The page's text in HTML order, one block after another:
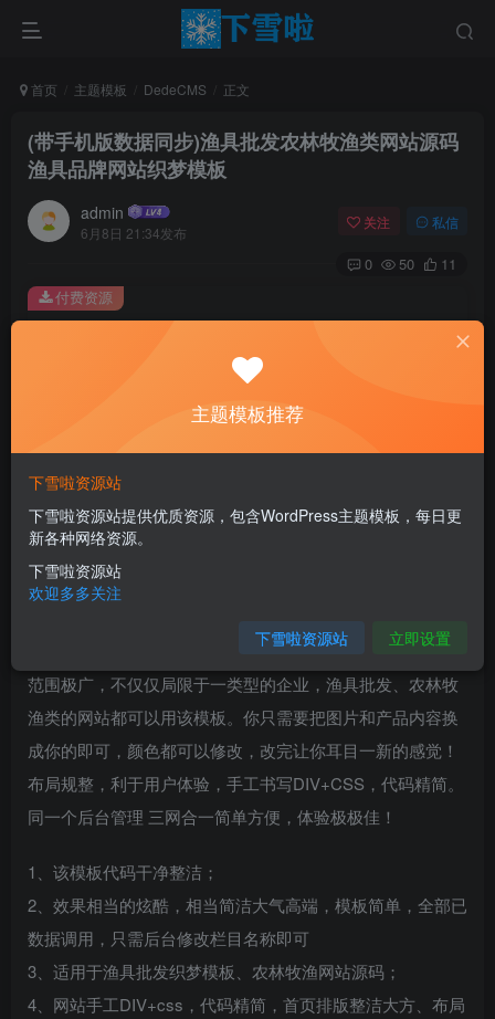
首页 主题模板 DedeCMS 正文
(带手机版数据同步)渔具批发农林牧渔类网站源码
渔具品牌网站织梦模板
admin
6月8日 21:34发布
关注 私信
0 50 11
此内容为付费资源，请付费后查看
￥0.01
您当前未登录！建议登陆后购买，可保存购买订单
付费资源
介绍
本套织梦模板采用织梦最新内核开发的模板，这款模板使用
范围极广，不仅仅局限于一类型的企业，渔具批发、农林牧
渔类的网站都可以用该模板。你只需要把图片和产品内容换
成你的即可，颜色都可以修改，改完让你耳目一新的感觉！
布局规整，利于用户体验，手工书写DIV+CSS，代码精简。
同一个后台管理 三网合一简单方便，体验极极佳！
1、该模板代码干净整洁；
2、效果相当的炫酷，相当简洁大气高端，模板简单，全部已
数据调用，只需后台修改栏目名称即可
3、适用于渔具批发织梦模板、农林牧渔网站源码；
4、网站手工DIV+css，代码精简，首页排版整洁大方、布局
主题模板推荐
下雪啦资源站
下雪啦资源站提供优质资源，包含WordPress主题模板，每日更
新各种网络资源。
下雪啦资源站
欢迎多多关注
下雪啦资源站 立即设置